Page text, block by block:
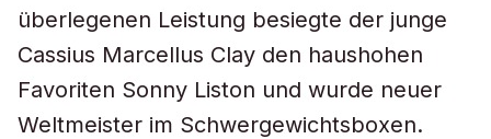
überlegenen Leistung besiegte der junge
Cassius Marcellus Clay den haushohen
Favoriten Sonny Liston und wurde neuer
Weltmeister im Schwergewichtsboxen.